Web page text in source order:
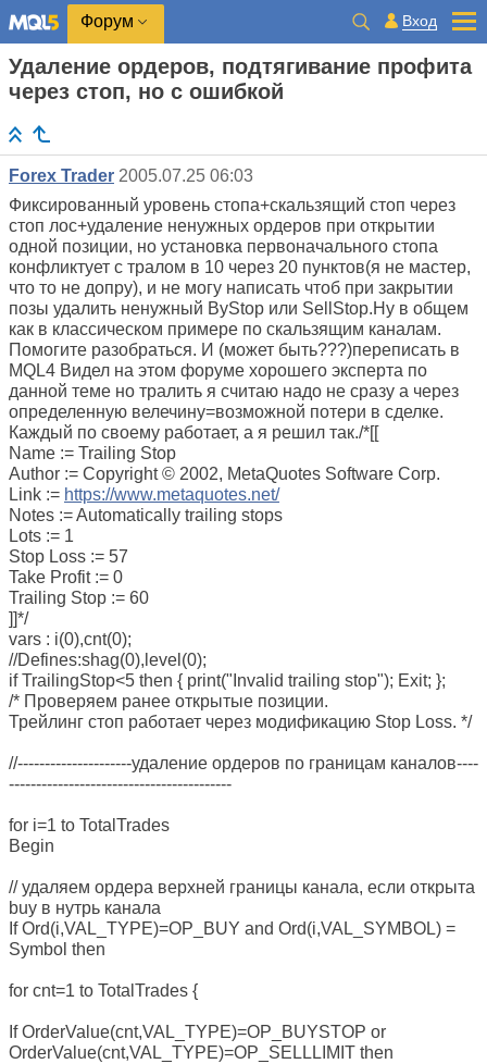
Форум Вход
Удаление ордеров, подтягивание профита
через стоп, но с ошибкой
Forex Trader 2005.07.25 06:03
Фиксированный уровень стопа+скальзящий стоп через
стоп лос+удаление ненужных ордеров при открытии
одной позиции, но установка первоначального стопа
конфликтует с тралом в 10 через 20 пунктов(я не мастер,
что то не допру), и не могу написать чтоб при закрытии
позы удалить ненужный ByStop или SellStop.Ну в общем
как в классическом примере по скальзящим каналам.
Помогите разобраться. И (может быть???)переписать в
MQL4 Видел на этом форуме хорошего эксперта по
данной теме но тралить я считаю надо не сразу а через
определенную велечину=возможной потери в сделке.
Каждый по своему работает, а я решил так./*[[
Name := Trailing Stop
Author := Copyright © 2002, MetaQuotes Software Corp.
Link := https://www.metaquotes.net/
Notes := Automatically trailing stops
Lots := 1
Stop Loss := 57
Take Profit := 0
Trailing Stop := 60
]]*/
vars : i(0),cnt(0);
//Defines:shag(0),level(0);
if TrailingStop<5 then { print("Invalid trailing stop"); Exit; };
/* Проверяем ранее открытые позиции.
Трейлинг стоп работает через модификацию Stop Loss. */
//---------------------удаление ордеров по границам каналов----
-----------------------------------------
for i=1 to TotalTrades
Begin
// удаляем ордера верхней границы канала, если открыта
buy в нутрь канала
If Ord(i,VAL_TYPE)=OP_BUY and Ord(i,VAL_SYMBOL) =
Symbol then
for cnt=1 to TotalTrades {
If OrderValue(cnt,VAL_TYPE)=OP_BUYSTOP or
OrderValue(cnt,VAL_TYPE)=OP_SELLLIMIT then